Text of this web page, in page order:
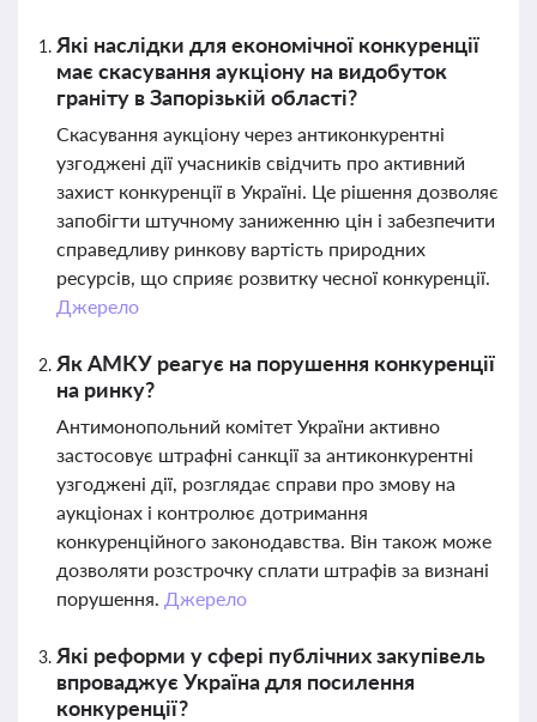
Які наслідки для економічної конкуренції
має скасування аукціону на видобуток
граніту в Запорізькій області?
Скасування аукціону через антиконкурентні
узгоджені дії учасників свідчить про активний
захист конкуренції в Україні. Це рішення дозволяє
запобігти штучному заниженню цін і забезпечити
справедливу ринкову вартість природних
ресурсів, що сприяє розвитку чесної конкуренції.
Джерело
Як АМКУ реагує на порушення конкуренції
на ринку?
Антимонопольний комітет України активно
застосовує штрафні санкції за антиконкурентні
узгоджені дії, розглядає справи про змову на
аукціонах і контролює дотримання
конкуренційного законодавства. Він також може
дозволяти розстрочку сплати штрафів за визнані
порушення. Джерело
Які реформи у сфері публічних закупівель
впроваджує Україна для посилення
конкуренції?